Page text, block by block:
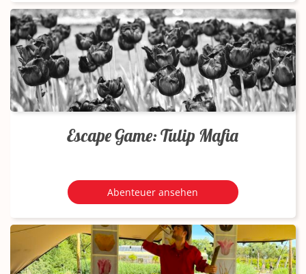
Escape Game: Tulip Mafia
Abenteuer ansehen